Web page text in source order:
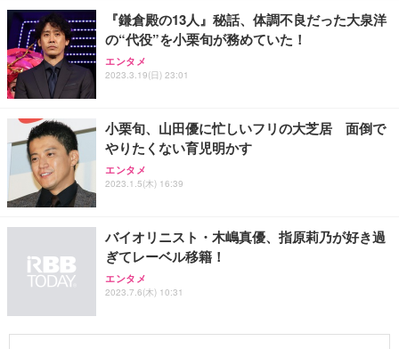
『鎌倉殿の13人』秘話、体調不良だった大泉洋
の“代役”を小栗旬が務めていた！
エンタメ
2023.3.19(日) 23:01
小栗旬、山田優に忙しいフリの大芝居 面倒で
やりたくない育児明かす
エンタメ
2023.1.5(木) 16:39
バイオリニスト・木嶋真優、指原莉乃が好き過
ぎてレーベル移籍！
エンタメ
2023.7.6(木) 10:31